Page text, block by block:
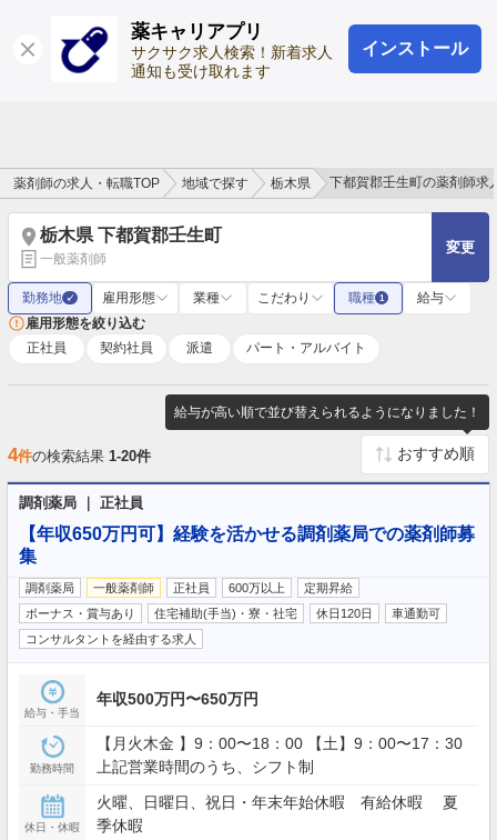
薬キャリアプリ
サクサク求人検索！新着求人
通知も受け取れます
インストール
ログイン 会員登録
薬剤師の求人・転職TOP 地域で探す 栃木県 下都賀郡壬生町の薬剤師求
栃木県 下都賀郡壬生町
一般薬剤師
変更
勤務地 ✓ 雇用形態 業種 こだわり 職種 1
給与
雇用形態を絞り込む
正社員
契約社員 派遣 パート・アルバイト
給与が高い順で並び替えられるようになりました！
4件の検索結果 1-20件
調剤薬局 ｜ 正社員
【年収650万円可】経験を活かせる調剤薬局での薬剤師募
集
調剤薬局 一般薬剤師 正社員 600万以上
定期昇給
ボーナス・賞与あり
住宅補助(手当)・寮・社宅 休日120日
車通勤可
コンサルタントを経由する求人
給与・手当
年収500万円〜650万円
勤務時間
【月火木金 】9：00〜18：00 【土】9：00〜17：30
上記営業時間のうち、シフト制
休日・休暇
火曜、日曜日、祝日・年末年始休暇 有給休暇 夏
季休暇